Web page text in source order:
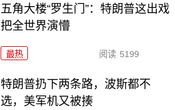
五角大楼“罗生门”：特朗普这出戏
把全世界演懵
最热 阅读 5199
特朗普扔下两条路，波斯都不
选，美军机又被揍